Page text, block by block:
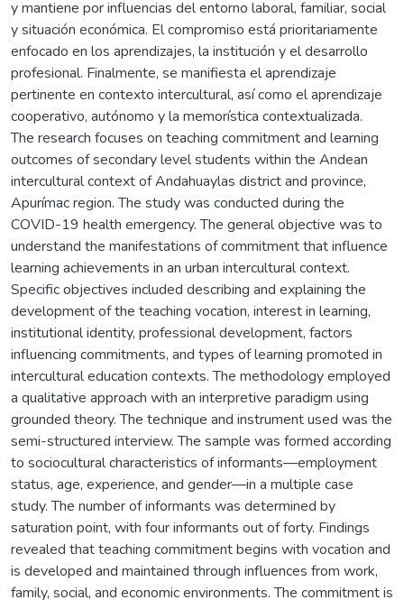
y mantiene por influencias del entorno laboral, familiar, social
y situación económica. El compromiso está prioritariamente
enfocado en los aprendizajes, la institución y el desarrollo
profesional. Finalmente, se manifiesta el aprendizaje
pertinente en contexto intercultural, así como el aprendizaje
cooperativo, autónomo y la memorística contextualizada.
The research focuses on teaching commitment and learning
outcomes of secondary level students within the Andean
intercultural context of Andahuaylas district and province,
Apurímac region. The study was conducted during the
COVID-19 health emergency. The general objective was to
understand the manifestations of commitment that influence
learning achievements in an urban intercultural context.
Specific objectives included describing and explaining the
development of the teaching vocation, interest in learning,
institutional identity, professional development, factors
influencing commitments, and types of learning promoted in
intercultural education contexts. The methodology employed
a qualitative approach with an interpretive paradigm using
grounded theory. The technique and instrument used was the
semi-structured interview. The sample was formed according
to sociocultural characteristics of informants—employment
status, age, experience, and gender—in a multiple case
study. The number of informants was determined by
saturation point, with four informants out of forty. Findings
revealed that teaching commitment begins with vocation and
is developed and maintained through influences from work,
family, social, and economic environments. The commitment is